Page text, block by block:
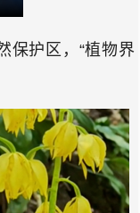
保护区，“植物界